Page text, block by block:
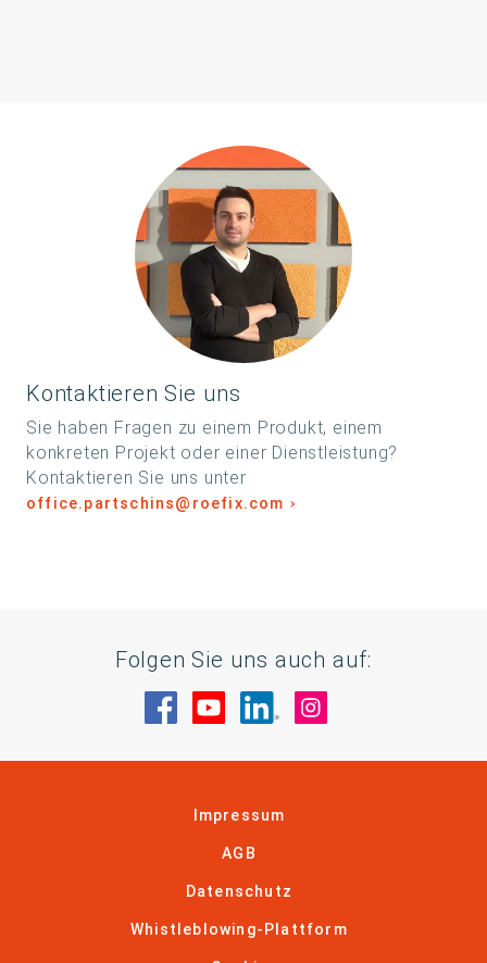
Kontaktieren Sie uns
Sie haben Fragen zu einem Produkt, einem
konkreten Projekt oder einer Dienstleistung?
Kontaktieren Sie uns unter
office.partschins@roefix.com
Folgen Sie uns auch auf:
Besuche uns auf Facebook
Besuche uns auf YouTube
Besuche uns auf
Impressum
AGB
Datenschutz
Whistleblowing-Plattform